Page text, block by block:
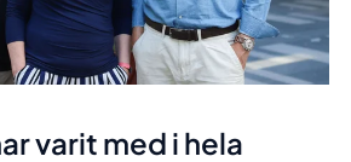
varit med i hela